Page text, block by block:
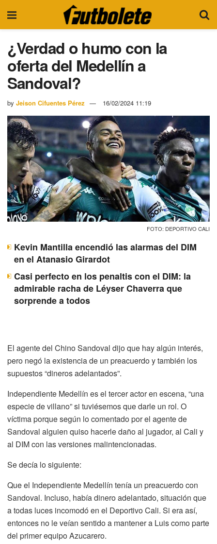
¿Verdad o humo con la
oferta del Medellín a
Sandoval?
by Jeison Cifuentes Pérez 16/02/2024 11:19
FOTO: DEPORTIVO CALI
Kevin Mantilla encendió las alarmas del DIM
en el Atanasio Girardot
Casi perfecto en los penaltis con el DIM: la
admirable racha de Léyser Chaverra que
sorprende a todos
El agente del Chino Sandoval dijo que hay algún interés,
pero negó la existencia de un preacuerdo y también los
supuestos “dineros adelantados”.
Independiente Medellín es el tercer actor en escena, “una
especie de villano” si tuviésemos que darle un rol. O
víctima porque según lo comentado por el agente de
Sandoval alguien quiso hacerle daño al jugador, al Cali y
al DIM con las versiones malintencionadas.
Se decía lo siguiente:
Que el Independiente Medellín tenía un preacuerdo con
Sandoval. Incluso, había dinero adelantado, situación que
a todas luces incomodó en el Deportivo Cali. Si era así,
entonces no le veían sentido a mantener a Luis como parte
del primer equipo Azucarero.